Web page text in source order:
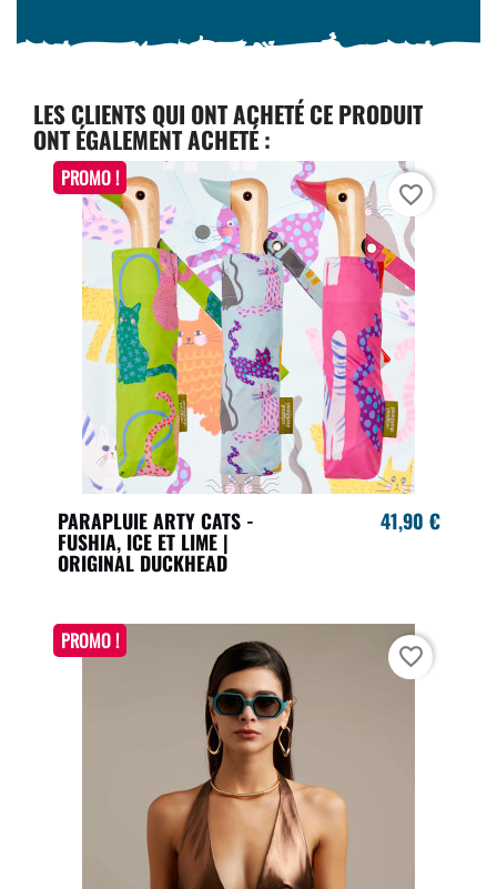
LES CLIENTS QUI ONT ACHETÉ CE PRODUIT
ONT ÉGALEMENT ACHETÉ :
PARAPLUIE ARTY CATS -
FUSHIA, ICE ET LIME |
ORIGINAL DUCKHEAD
41,90 €
PROMO !
favorite_border
PROMO !
favorite_border